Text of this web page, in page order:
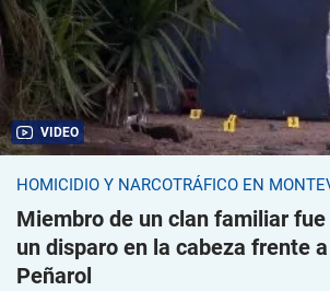
VIDEO
HOMICIDIO Y NARCOTRÁFICO EN
Miembro de un clan familiar
un disparo en la cabeza frente
Peñarol